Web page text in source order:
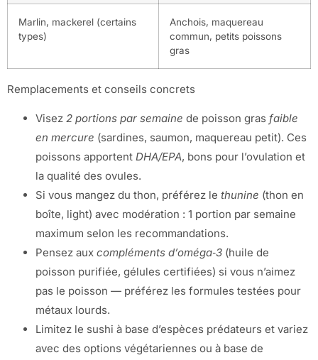
Marlin, mackerel (certains
types)
Anchois, maquereau
commun, petits poissons
gras
Remplacements et conseils concrets
Visez 2 portions par semaine de poisson gras faible
en mercure (sardines, saumon, maquereau petit). Ces
poissons apportent DHA/EPA, bons pour l’ovulation et
la qualité des ovules.
Si vous mangez du thon, préférez le thunine (thon en
boîte, light) avec modération : 1 portion par semaine
maximum selon les recommandations.
Pensez aux compléments d’oméga‑3 (huile de
poisson purifiée, gélules certifiées) si vous n’aimez
pas le poisson — préférez les formules testées pour
métaux lourds.
Limitez le sushi à base d’espèces prédateurs et variez
avec des options végétariennes ou à base de